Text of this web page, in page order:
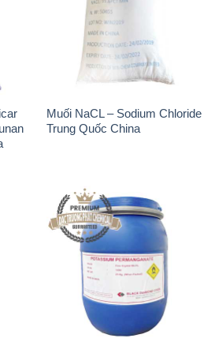
Muối NaCL – Sodium Chloride
Trung Quốc China